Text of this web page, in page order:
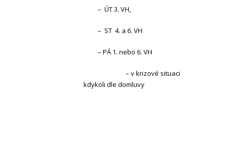
– ÚT 3. VH,
– ST 4. a 6. VH
– PÁ 1. nebo 6. VH
– v krizové situaci
kdykoli dle domluvy